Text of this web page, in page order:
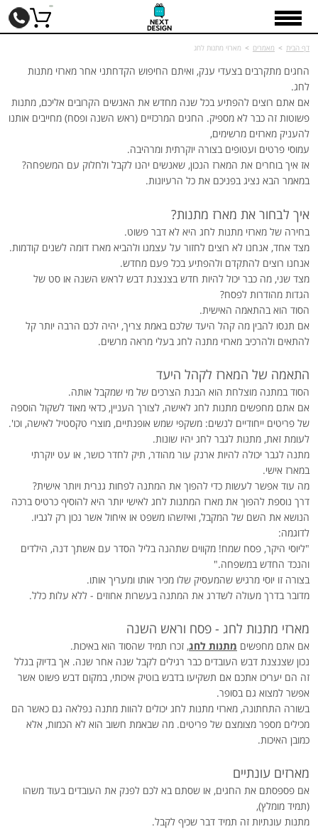
דף הבית > מאמרים > מארזי מתנות לחג
החגים מתקרבים בצעדי ענק, ואיתם החיפוש הקדחתני אחר מארזי מתנות
לחג.
אם אתם רוצים להפתיע בכל שנה מחדש את האנשים הקרובים אליכם, מתנות
פשוטות זה כבר לא מספיק. החגים המרכזיים (ראש השנה ופסח) מחייבים אותנו
להעניק מארזים מרשימים,
עמוסי פרטים ועטופים בצורה יוקרתית ומרהיבה.
אז איך בוחרים את המארז הנכון, שאנשים יהנו לקבל ולחלוק עם המשפחה?
במאמר הבא נציג בפניכם את כל הרעיונות.
איך לבחור את מארז מתנות?
בחירה של מארזי מתנות לחג היא לא דבר פשוט.
מצד אחד, אנחנו לא רוצים לחזור על עצמנו ולהביא מארז דומה לשנים קודמות.
אנחנו רוצים להתקדם ולהפתיע בכל פעם מחדש.
מצד שני, מה כבר יכול להיות חדש בצנצנת דבש לראש השנה או סט של
הגדות מהודרות לפסח?
הסוד הוא בהתאמה האישית.
אם תנסו להבין מה קהל היעד שלכם באמת צריך, יהיה לכם הרבה יותר קל
להתאים ולהרכיב מארזי מתנה לחג בעלי מראה מרשים.
התאמה של המארז לקהל היעד
הסוד במתנה מוצלחת הוא הבנת הצרכים של מי שמקבל אותה.
אם אתם מחפשים מתנות לחג לאישה, לצורך העניין, כדאי מאוד לשקול הוספה
של פריטים ייחודיים לנשים: משקפי שמש אופנתיים, מוצרי טקסטיל לאישה, וכו'.
לעומת זאת, מתנות לגבר לחג יהיו שונות.
מתנה לגבר יכולה להיות ארנק עור מהודר, תיק לחדר כושר, או עט יוקרתי
במארז אישי.
מה עוד אפשר לעשות כדי להפוך את המתנה לפחות גנרית ויותר אישית?
דרך נוספת להפוך את מארז המתנות לחג לאישי יותר היא להוסיף כרטיס ברכה
הנושא את השם של המקבל, ואיזשהו משפט או איחול אשר נכון רק לגביו.
לדוגמה:
"ליוסי היקר, פסח שמח! מקווים שתהנה בליל הסדר עם אשתך דנה, הילדים
והנכד החדש במשפחה."
בצורה זו יוסי מרגיש שהמעסיק שלו מכיר אותו ומעריך אותו.
מדובר בדרך מעולה לשדרג את המתנה בעשרות אחוזים - ללא עלות כלל.
מארזי מתנות לחג - פסח וראש השנה
אם אתם מחפשים מתנות לחג, זכרו תמיד שהסוד הוא באיכות.
נכון שצנצנת דבש העובדים כבר רגילים לקבל שנה אחר שנה. אך בדיוק בגלל
זה הם יעריכו אתכם אם תשקיעו בדבש בוטיק איכותי, במקום דבש פשוט אשר
אפשר למצוא גם בסופר.
בשורה התחתונה, מארזי מתנות לחג יכולים להוות מתנה נפלאה גם כאשר הם
מכילים מספר מצומצם של פריטים. מה שבאמת חשוב הוא לא הכמות, אלא
כמובן האיכות.
מארזים עונתיים
אם פספסתם את החגים, או שסתם בא לכם לפנק את העובדים בעוד משהו
(תמיד מומלץ),
מתנות עונתיות זה תמיד דבר שכיף לקבל.